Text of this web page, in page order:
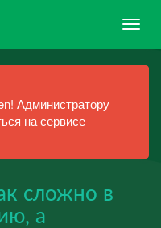
Администратору
на сервисе
сложно в
а